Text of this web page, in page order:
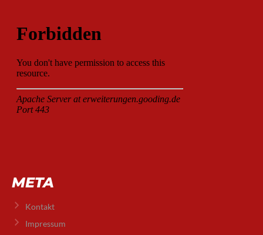
META
Kontakt
Impressum